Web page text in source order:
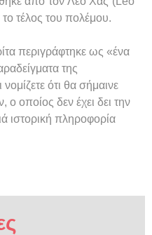
τέλος του πολέμου.
περιγράφτηκε ως «ένα
της
ότι θα σήμαινε
οποίος δεν έχει δει την
ιστορική πληροφορία